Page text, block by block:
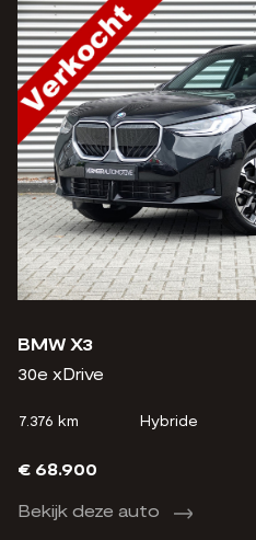
BMW X3
30e xDrive
7.376 km Hybride
€ 68.900
Bekijk deze auto